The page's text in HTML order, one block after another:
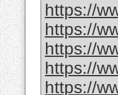
https://
https://
https://
https://
https://